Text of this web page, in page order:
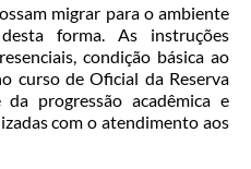
migrar para o ambiente
forma. As instruções
condição básica ao
curso de Oficial da Reserva
progressão acadêmica e
com o atendimento aos